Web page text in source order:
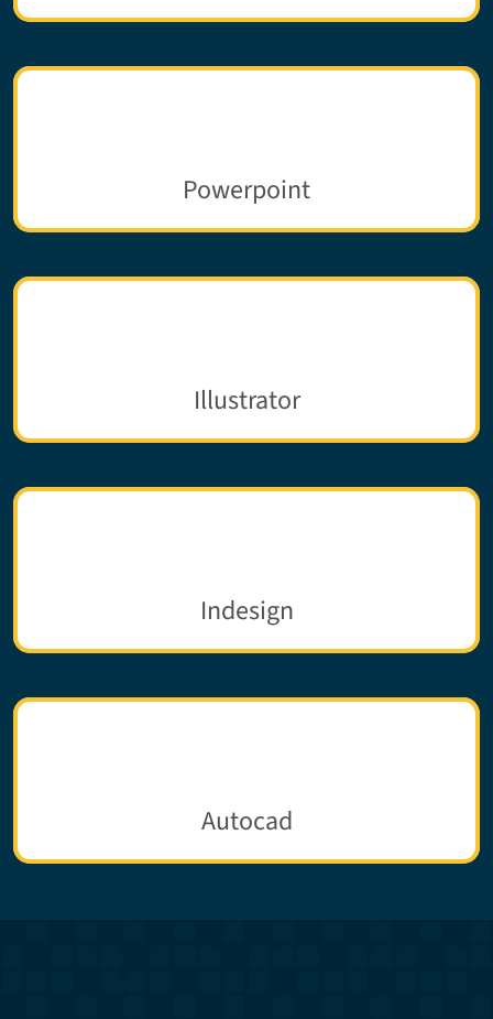
Powerpoint
Illustrator
Indesign
Autocad